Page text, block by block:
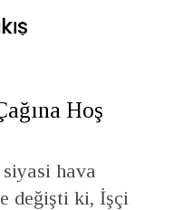
Hoş
hava
değişti ki, İşçi